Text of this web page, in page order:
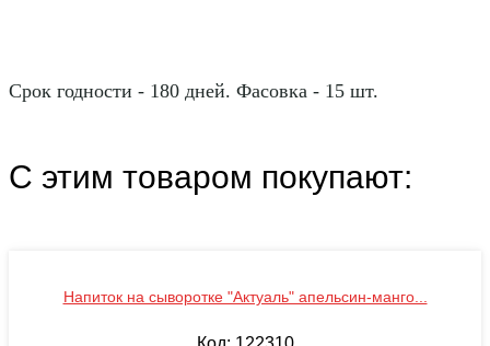
Срок годности - 180 дней. Фасовка - 15 шт.
С этим товаром покупают:
Напиток на сыворотке "Актуаль" апельсин-манго...